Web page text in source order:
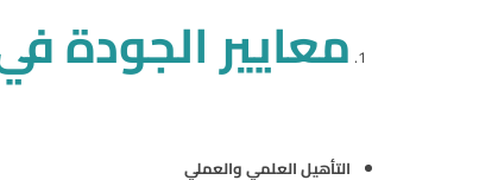
معايير الجودة
التأهيل العلمي والعملي